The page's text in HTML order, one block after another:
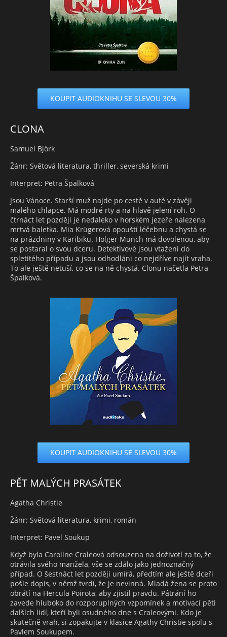
KOUPIT AUDIOKNIHU SE SLEVOU 30%
CLONA
Samuel Björk
Žánr: Světová literatura, thriller, severská krimi
Interpret: Petra Špalková
Jsou Vánoce. Starší muž najde po cestě v autě v závěji
malého chlapce. Má modré rty a na hlavě jelení roh. O
čtrnáct let později je nedaleko v horském jezeře nalezena
mrtvá baletka. Mia Krügerová opouští léčebnu a chystá se
na prázdniny v Karibiku. Holger Munch má dovolenou, aby
se postaral o svou dceru. Detektivové jsou vtaženi do
spletitého případu a jsou odhodláni co nejdříve najít vraha.
To ale ještě netuší, co se na ně chystá. Clonu načetla Petra
Špalková.
KOUPIT AUDIOKNIHU SE SLEVOU 30%
PĚT MALÝCH PRASÁTEK
Agatha Christie
Žánr: Světová literatura, krimi, román
Interpret: Pavel Soukup
Když byla Caroline Craleová odsouzena na doživotí za to, že
otrávila svého manžela, vše se zdálo jako jednoznačný
případ. O šestnáct let později umírá, předtím ale ještě dceři
pošle dopis, v němž tvrdí, že je nevinná. Mladá žena se proto
obrátí na Hercula Poirota, aby zjistil pravdu. Pátrání ho
zavede hluboko do rozporuplných vzpomínek a motivací pěti
dalších lidí, kteří byli osudného dne s Craleovými. Kdo je
skutečně vrah, si zopakujte v klasice Agathy Christie spolu s
Pavlem Soukupem.